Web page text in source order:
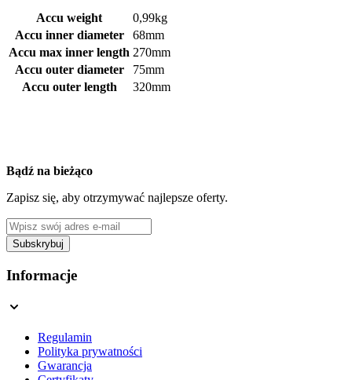
Accu weight
0,99kg
Accu inner diameter
68mm
Accu max inner length 270mm
Accu outer diameter
75mm
Accu outer length
320mm
Bądź na bieżąco
Zapisz się, aby otrzymywać najlepsze oferty.
Adres e-mail
Subskrybuj
This form is protected by reCAPTCHA - the
Informacje
Regulamin
Polityka prywatności
Gwarancja